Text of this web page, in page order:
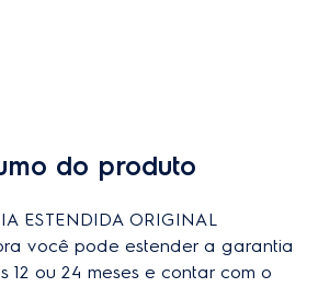
do produto
ESTENDIDA ORIGINAL
você pode estender a garantia
12 ou 24 meses e contar com o